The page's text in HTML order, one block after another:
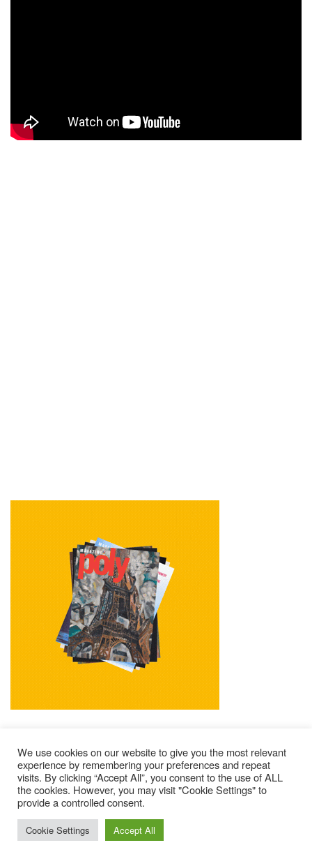
Mentions Légales Contacts
Où Trouver Poly ?
Lire Les Anciens N°
S’abonner À Poly
© 2025 – Magazine Poly – BKN
We use cookies on our website to give you the most relevant
experience by remembering your preferences and repeat
visits. By clicking “Accept All”, you consent to the use of ALL
the cookies. However, you may visit "Cookie Settings" to
provide a controlled consent.
Cookie Settings Accept All